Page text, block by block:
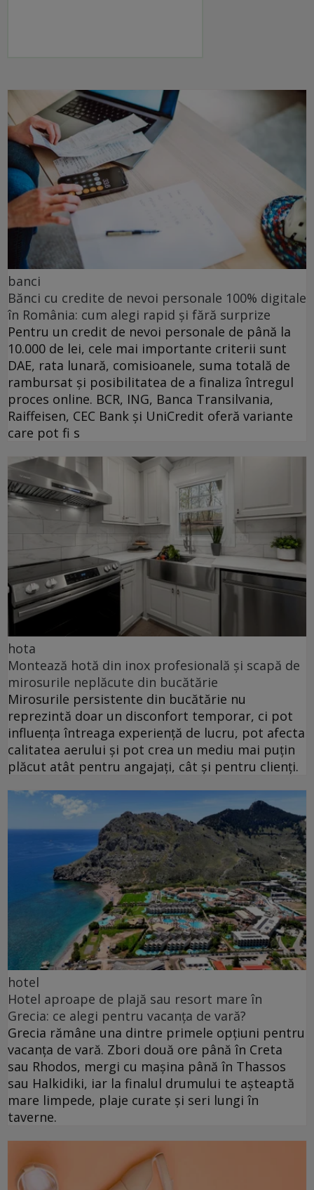
banci
Bănci cu credite de nevoi personale 100% digitale
în România: cum alegi rapid și fără surprize
Pentru un credit de nevoi personale de până la
10.000 de lei, cele mai importante criterii sunt
DAE, rata lunară, comisioanele, suma totală de
rambursat și posibilitatea de a finaliza întregul
proces online. BCR, ING, Banca Transilvania,
Raiffeisen, CEC Bank și UniCredit oferă variante
care pot fi s
hota
Montează hotă din inox profesională și scapă de
mirosurile neplăcute din bucătărie
Mirosurile persistente din bucătărie nu
reprezintă doar un disconfort temporar, ci pot
influența întreaga experiență de lucru, pot afecta
calitatea aerului și pot crea un mediu mai puțin
plăcut atât pentru angajați, cât și pentru clienți.
hotel
Hotel aproape de plajă sau resort mare în
Grecia: ce alegi pentru vacanța de vară?
Grecia rămâne una dintre primele opțiuni pentru
vacanța de vară. Zbori două ore până în Creta
sau Rhodos, mergi cu mașina până în Thassos
sau Halkidiki, iar la finalul drumului te așteaptă
mare limpede, plaje curate și seri lungi în
taverne.